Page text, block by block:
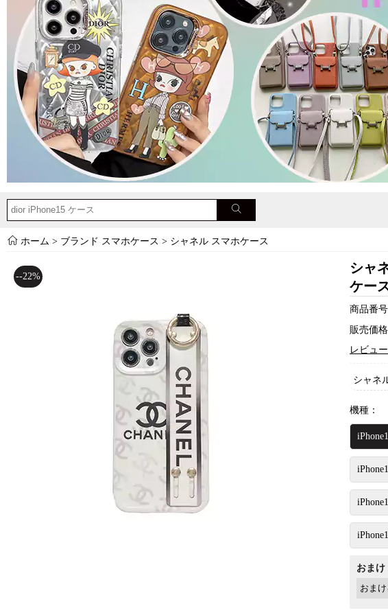
ホーム > ブランド スマホケース > シャネル スマホケース
--22%
シャ
ケー
商品番号
販売価格
レビュ
シャネ
機種：
おまけ